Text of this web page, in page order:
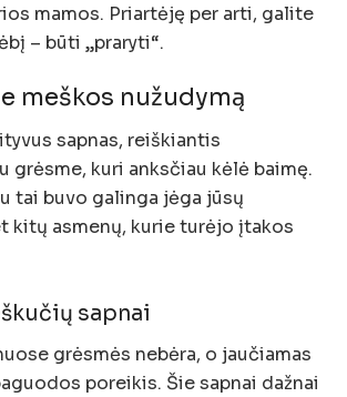
mamos. Priartėję per arti, galite
– būti „praryti“.
meškos nužudymą
sapnas, reiškiantis
grėsme, kuri anksčiau kėlė baimę.
tai buvo galinga jėga jūsų
kitų asmenų, kurie turėjo įtakos
sapnai
grėsmės nebėra, o jaučiamas
poreikis. Šie sapnai dažnai